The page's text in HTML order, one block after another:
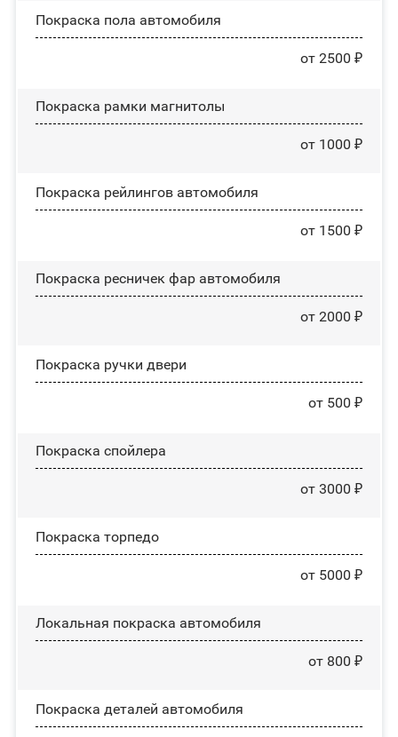
Покраска пола автомобиля
от 2500 ₽
Покраска рамки магнитолы
от 1000 ₽
Покраска рейлингов автомобиля
от 1500 ₽
Покраска ресничек фар автомобиля
от 2000 ₽
Покраска ручки двери
от 500 ₽
Покраска спойлера
от 3000 ₽
Покраска торпедо
от 5000 ₽
Локальная покраска автомобиля
от 800 ₽
Покраска деталей автомобиля